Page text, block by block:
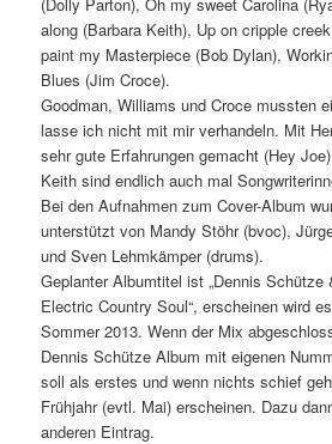
along (Barbara Keith), Up on cripple
paint my Masterpiece (Bob Dylan),
Blues (Jim Croce).
Goodman, Williams und Croce mussten
lasse ich nicht mit mir verhandeln. Mit
sehr gute Erfahrungen gemacht (Hey
Keith sind endlich auch mal
Bei den Aufnahmen zum Cover-Album
unterstützt von Mandy Stöhr (bvoc),
und Sven Lehmkämper (drums).
Geplanter Albumtitel ist „Dennis
Electric Country Soul“, erscheinen wird
Sommer 2013. Wenn der Mix
Dennis Schütze Album mit eigenen
soll als erstes und wenn nichts schief
Frühjahr (evtl. Mai) erscheinen. Dazu
anderen Eintrag.